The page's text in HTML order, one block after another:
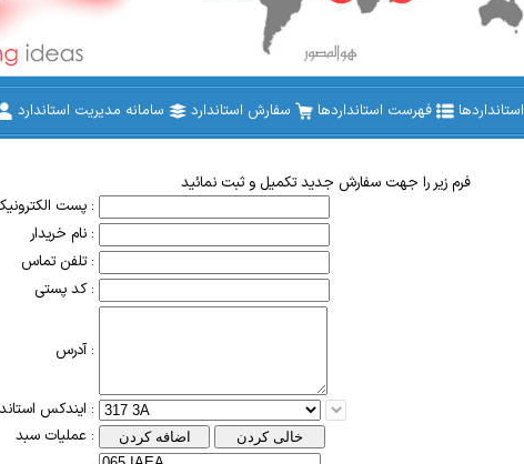
استانداردها فهرست استانداردها سفارش استاندارد سامانه مدیریت استاندارد
فرم زیر را جهت سفارش جدید تکمیل و ثبت نمائید
پست الکترونیک :
نام خریدار :
تلفن تماس :
کد پستی :
آدرس :
ایندکس استاندارد :
عملیات سبد :